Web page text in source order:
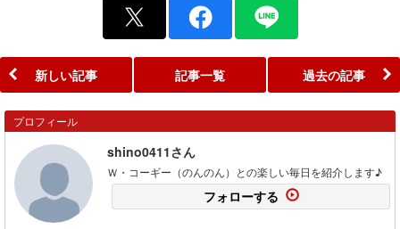
新しい記事 記事一覧 過去の記事
プロフィール
shino0411さん
Ｗ・コーギー（のんのん）との楽しい毎日を紹介します♪
フォローする